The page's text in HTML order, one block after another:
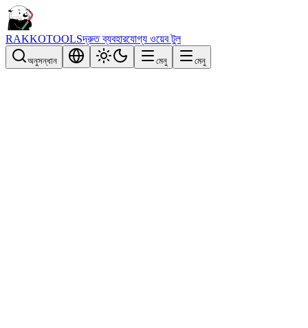
RAKKOTOOLSদ্রুত ব্যবহারযোগ্য ওয়েব টুল
অনুসন্ধান মেনু মেনু